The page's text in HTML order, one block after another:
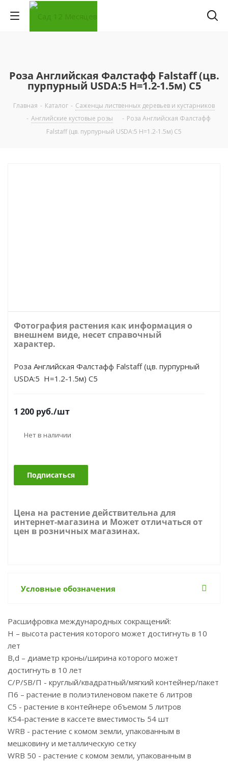
Роза Английская Фалстафф Falstaff (цв.
пурпурный USDA:5 Н=1.2-1.5м) С5
Главная - Каталог - Саженцы лиственных деревьев и кустарников
- Английские кустовые розы - Роза Английская Фалстафф
Falstaff (цв. пурпурный USDA:5 Н=1.2-1.5м) С5
Фотография растения как информация о
внешнем виде, несет справочный
характер.
Роза Английская Фалстафф Falstaff (цв. пурпурный
USDA:5 Н=1.2-1.5м) С5
1 200 руб./шт
Нет в наличии
Подписаться
Цена на растение действительна для
интернет-магазина и Может отличаться от
цен в розничных магазинах.
Условные обозначения
Расшифровка международных сокращений:
Н – высота растения которого может достигнуть в 10
лет
B,d – диаметр кроны/ширина которого может
достигнуть в 10 лет
С/P/SB/П - круглый/квадратный/мягкий контейнер/пакет
П6 – растение в полиэтиленовом пакете 6 литров
С5 - растение в контейнере объемом 5 литров
К54-растение в кассете вместимость 54 шт
WRB - растение с комом земли, упакованным в
мешковину и металлическую сетку
WRB 50 - растение с комом земли, упакованным в